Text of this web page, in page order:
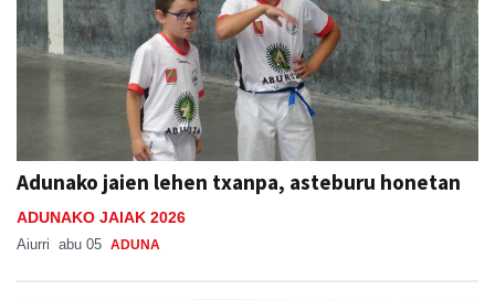
Adunako jaien lehen txanpa, asteburu honetan
ADUNAKO JAIAK 2026
Aiurri abu 05 ADUNA